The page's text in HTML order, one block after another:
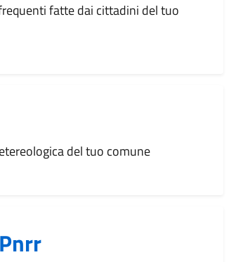
fatte dai cittadini del tuo
del tuo comune